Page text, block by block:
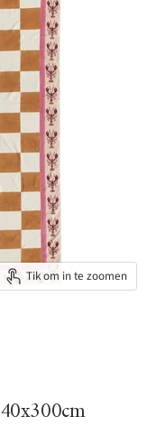
Tik om in te zoomen